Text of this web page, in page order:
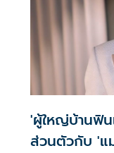
'ผู้ใหญ่บ้านฟิ
ส่วนตัวกับ '